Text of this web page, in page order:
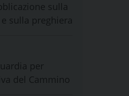
sulla
sulla preghiera
per
del Cammino